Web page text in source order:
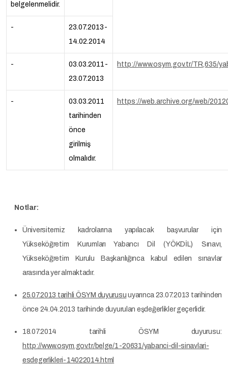
belgelenmelidir.
-
23.07.2013-
14.02.2014
-
03.03.2011-
23.07.2013
http://www.osym.gov.tr/TR,635/
-
03.03.2011
tarihinden
önce
girilmiş
olmalıdır.
https://web.archive.org/web/
Notlar:
Üniversitemiz kadrolarına yapılacak başvurular için
Yükseköğretim Kurumları Yabancı Dil (YÖKDİL) Sınavı,
Yükseköğretim Kurulu Başkanlığınca kabul edilen sınavlar
arasında yer almaktadır.
25.07.2013 tarihli ÖSYM duyurusu uyarınca 23.07.2013 tarihinden
önce 24.04.2013 tarihinde duyurulan eşdeğerlikler geçerlidir.
18.07.2014 tarihli ÖSYM duyurusu:
http://www.osym.gov.tr/belge/1-20631/yabanci-dil-sinavlari-
esdegerlikleri-14022014.html